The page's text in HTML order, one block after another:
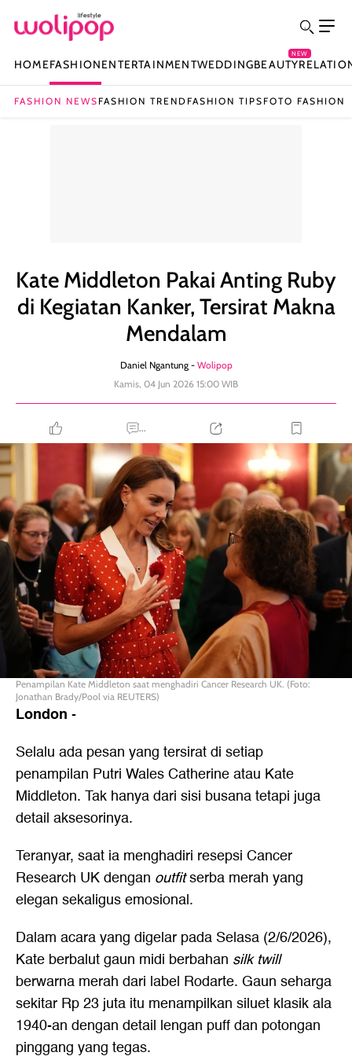
HOMEFASHIONENTERTAINMENTWEDDINGBEAUTY
NEW
FASHION NEWS FASHION TREND FASHION TIPS FOTO FASHION
Kate Middleton Pakai Anting Ruby
di Kegiatan Kanker, Tersirat Makna
Mendalam
Daniel Ngantung - Wolipop
Kamis, 04 Jun 2026 15:00 WIB
...
Penampilan Kate Middleton saat menghadiri Cancer Research UK. (Foto:
Jonathan Brady/Pool via REUTERS)
London -
Selalu ada pesan yang tersirat di setiap
penampilan Putri Wales Catherine atau Kate
Middleton. Tak hanya dari sisi busana tetapi juga
detail aksesorinya.
Teranyar, saat ia menghadiri resepsi Cancer
Research UK dengan outfitserba merah yang
elegan sekaligus emosional.
Dalam acara yang digelar pada Selasa (2/6/2026),
Kate berbalut gaun midi berbahan silk twill
berwarna merah dari label Rodarte. Gaun seharga
sekitar Rp 23 juta itu menampilkan siluet klasik ala
1940-an dengan detail lengan puff dan potongan
pinggang yang tegas.